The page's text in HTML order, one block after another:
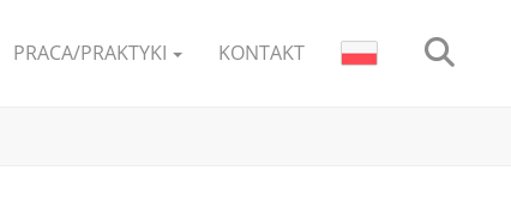
PRACA/PRAKTYKI KONTAKT